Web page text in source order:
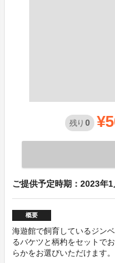
残り 0
ご提供予定時期：2023年
概要
海遊館で飼育しているジン
るバケツと柄杓をセットで
らかをお選びいただけます